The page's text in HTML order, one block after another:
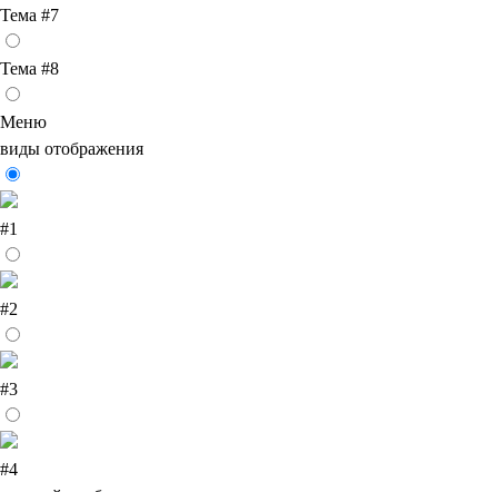
Тема #7
Тема #8
Меню
виды отображения
#1
#2
#3
#4